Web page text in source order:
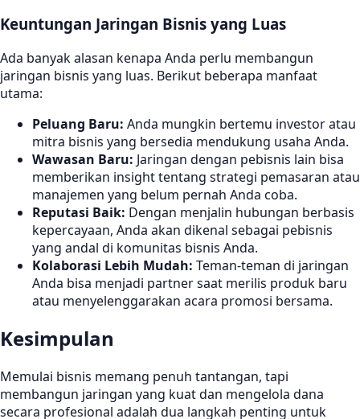
Keuntungan Jaringan Bisnis yang Luas
Ada banyak alasan kenapa Anda perlu membangun
jaringan bisnis yang luas. Berikut beberapa manfaat
utama:
Peluang Baru: Anda mungkin bertemu investor atau
mitra bisnis yang bersedia mendukung usaha Anda.
Wawasan Baru: Jaringan dengan pebisnis lain bisa
memberikan insight tentang strategi pemasaran atau
manajemen yang belum pernah Anda coba.
Reputasi Baik: Dengan menjalin hubungan berbasis
kepercayaan, Anda akan dikenal sebagai pebisnis
yang andal di komunitas bisnis Anda.
Kolaborasi Lebih Mudah: Teman-teman di jaringan
Anda bisa menjadi partner saat merilis produk baru
atau menyelenggarakan acara promosi bersama.
Kesimpulan
Memulai bisnis memang penuh tantangan, tapi
membangun jaringan yang kuat dan mengelola dana
secara profesional adalah dua langkah penting untuk